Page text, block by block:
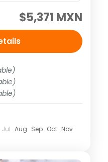
San Cristóbal
Sumidero, Chiapa
Cañón, Cascadas
de Misol-Ha,
$5,371 MXN
Jul Aug Sep Oct Nov